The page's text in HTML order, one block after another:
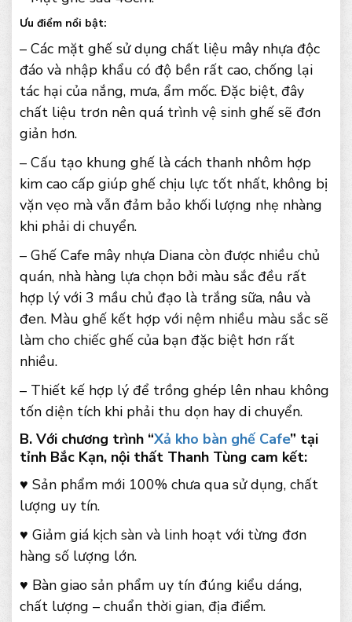
Ưu điểm nổi bật:
– Các mặt ghế sử dụng chất liệu mây nhựa độc
đáo và nhập khẩu có độ bền rất cao, chống lại
tác hại của nắng, mưa, ẩm mốc. Đặc biệt, đây
chất liệu trơn nên quá trình vệ sinh ghế sẽ đơn
giản hơn.
– Cấu tạo khung ghế là cách thanh nhôm hợp
kim cao cấp giúp ghế chịu lực tốt nhất, không bị
vặn vẹo mà vẫn đảm bảo khối lượng nhẹ nhàng
khi phải di chuyển.
– Ghế Cafe mây nhựa Diana còn được nhiều chủ
quán, nhà hàng lựa chọn bởi màu sắc đều rất
hợp lý với 3 mầu chủ đạo là trắng sữa, nâu và
đen. Màu ghế kết hợp với nệm nhiều màu sắc sẽ
làm cho chiếc ghế của bạn đặc biệt hơn rất
nhiều.
– Thiết kế hợp lý để trồng ghép lên nhau không
tốn diện tích khi phải thu dọn hay di chuyển.
B. Với chương trình “Xả kho bàn ghế Cafe” tại
tỉnh Bắc Kạn, nội thất Thanh Tùng cam kết:
♥ Sản phẩm mới 100% chưa qua sử dụng, chất
lượng uy tín.
♥ Giảm giá kịch sàn và linh hoạt với từng đơn
hàng số lượng lớn.
♥ Bàn giao sản phẩm uy tín đúng kiểu dáng,
chất lượng – chuẩn thời gian, địa điểm.